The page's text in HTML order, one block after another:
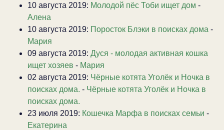
10 августа 2019: Молодой пёс Тоби ищет дом -
Алена
10 августа 2019: Поросток Блэки в поисках дома -
Мария
09 августа 2019: Дуся - молодая активная кошка
ищет хозяев - Мария
02 августа 2019: Чёрные котята Уголёк и Ночка в
поисках дома. - Чёрные котята Уголёк и Ночка в
поисках дома.
23 июля 2019: Кошечка Марфа в поисках семьи -
Екатерина